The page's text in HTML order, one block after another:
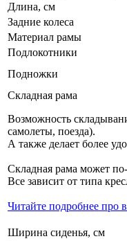
Длина, см
Задние колеса
Материал рамы
Подлокотники
Подножки
Складная рама
Возможность
самолеты, поезда).
А также делает более
Складная рама может
Все зависит от типа
Читайте подробнее про
Ширина сиденья, см